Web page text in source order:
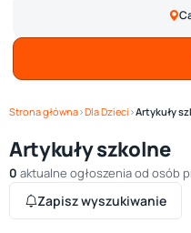
Strona główna›Dla Dzieci ›Artykuły
Artykuły szkolne
0 aktualne ogłoszenia od osób
Zapisz wyszukiwanie